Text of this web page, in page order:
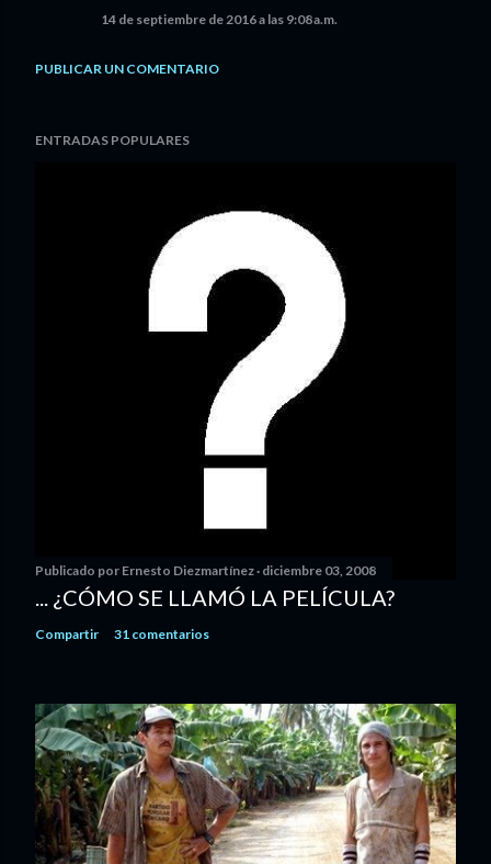
14 de septiembre de 2016 a las 9:08 a.m.
PUBLICAR UN COMENTARIO
ENTRADAS POPULARES
Publicado por Ernesto Diezmartínez diciembre 03, 2008
... ¿CÓMO SE LLAMÓ LA PELÍCULA?
Compartir 31 comentarios